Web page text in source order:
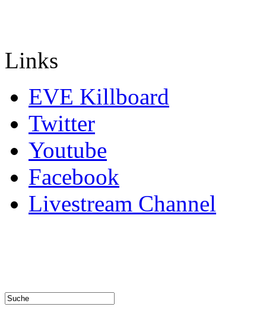
Links
EVE Killboard
Twitter
Youtube
Facebook
Livestream Channel